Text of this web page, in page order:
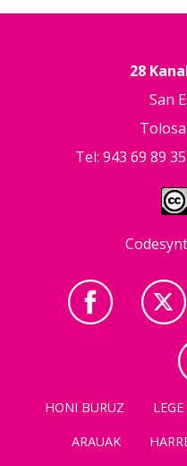
28
San
Tel: 943 69 89
HONI BURUZ
ARAUAK